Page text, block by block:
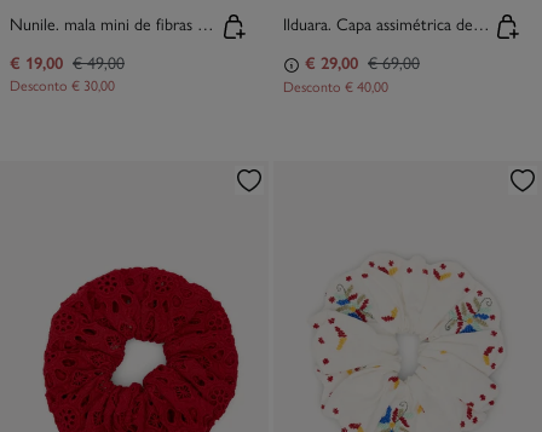
Nunile. mala mini de fibras naturais
€ 19,00 € 49,00
Desconto € 30,00
Ilduara. Capa assimétrica de malha
€ 29,00 € 69,00
Desconto € 40,00